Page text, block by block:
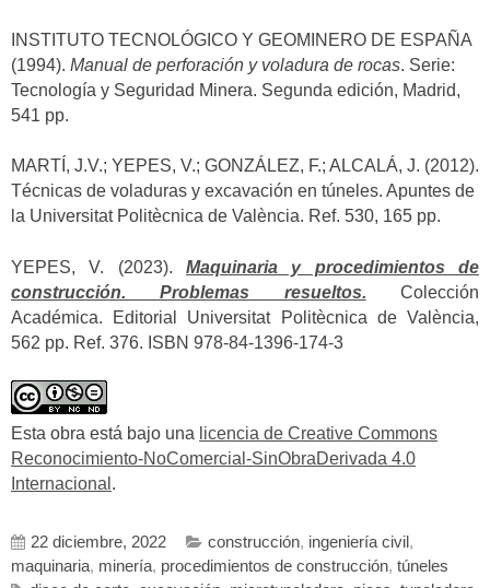
INSTITUTO TECNOLÓGICO Y GEOMINERO DE ESPAÑA
(1994). Manual de perforación y voladura de rocas. Serie:
Tecnología y Seguridad Minera. Segunda edición, Madrid,
541 pp.
MARTÍ, J.V.; YEPES, V.; GONZÁLEZ, F.; ALCALÁ, J. (2012).
Técnicas de voladuras y excavación en túneles. Apuntes de
la Universitat Politècnica de València. Ref. 530, 165 pp.
YEPES, V. (2023). Maquinaria y procedimientos de
construcción. Problemas resueltos. Colección
Académica. Editorial Universitat Politècnica de València,
562 pp. Ref. 376. ISBN 978-84-1396-174-3
Esta obra está bajo una licencia de Creative Commons
Reconocimiento-NoComercial-SinObraDerivada 4.0
Internacional .
22 diciembre, 2022 construcción, ingeniería civil,
maquinaria, minería, procedimientos de construcción, túneles